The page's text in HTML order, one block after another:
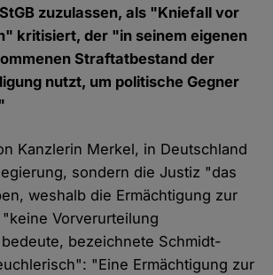
zuzulassen, als "Kniefall vor
kritisiert, der "in seinem eigenen
Straftatbestand der
nutzt, um politische Gegner
Kanzlerin Merkel, in Deutschland
sondern die Justiz "das
weshalb die Ermächtigung zur
Vorverurteilung
bezeichnete Schmidt-
"Eine Ermächtigung zur